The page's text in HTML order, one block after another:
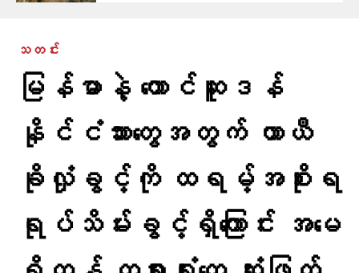
သတင်း
မြန်မာနဲ့ တောင်ဆူဒန်
နိုင်ငံသားတွေအတွက် ယာယီ
ခိုလှုံခွင့်ကို ထရမ့်အစိုးရ
ရုပ်သိမ်းခွင့်ရှိကြောင်း အမေ